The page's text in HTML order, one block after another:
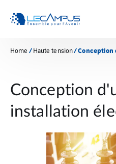
Home /Haute tension/ Conception
Conception
installation